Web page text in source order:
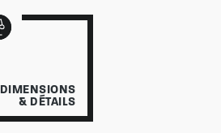
DIMENSIONS
& DÉTAILS